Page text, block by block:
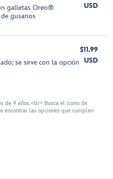
galletas Oreo®
gusanos
USD
se sirve con la opción
$11.99
USD
de 9 años.<br> Busca el ícono de
encontrar las opciones que cumplen